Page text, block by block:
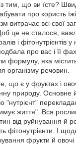
тим, що ви їсте?
про користь
витрачає всі свої
це не сталося,
і фітонутрієнтів
про вас і її
формулу, яка
організму речовин.
що є у фруктах і
природу. Основне
"нутрієнт"
життя". Вся
від руйнування й
фітонутрієнти. І
фрукти й